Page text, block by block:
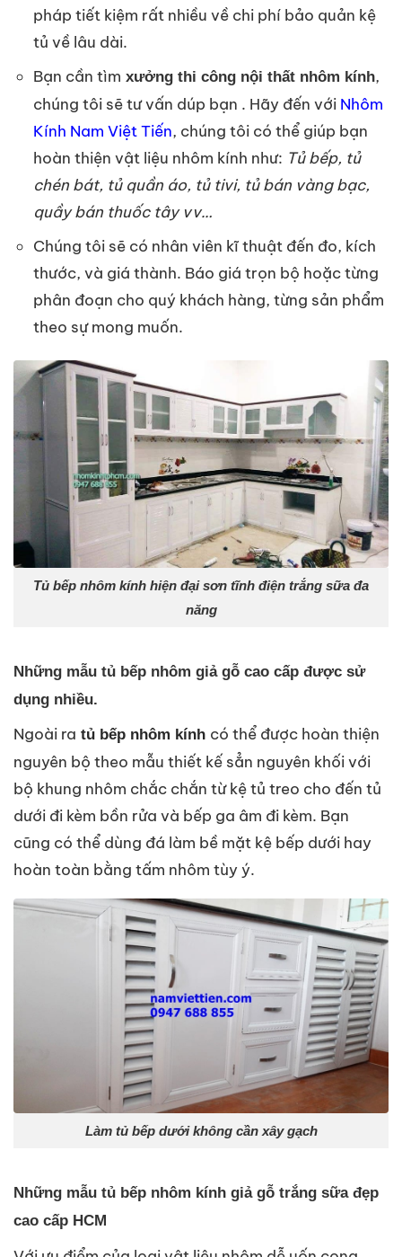
pháp tiết kiệm rất nhiều về chi phí bảo quản kệ
tủ về lâu dài.
Bạn cần tìm xưởng thi công nội thất nhôm kính,
chúng tôi sẽ tư vấn dúp bạn . Hãy đến với Nhôm
Kính Nam Việt Tiến, chúng tôi có thể giúp bạn
hoàn thiện vật liệu nhôm kính như: Tủ bếp, tủ
chén bát, tủ quần áo, tủ tivi, tủ bán vàng bạc,
quầy bán thuốc tây vv…
Chúng tôi sẽ có nhân viên kĩ thuật đến đo, kích
thước, và giá thành. Báo giá trọn bộ hoặc từng
phân đoạn cho quý khách hàng, từng sản phẩm
theo sự mong muốn.
Tủ bếp nhôm kính hiện đại sơn tĩnh điện trắng sữa đa
năng
Những mẫu tủ bếp nhôm giả gỗ cao cấp được sử
dụng nhiều.
Ngoài ra tủ bếp nhôm kính có thể được hoàn thiện
nguyên bộ theo mẫu thiết kế sẳn nguyên khối với
bộ khung nhôm chắc chắn từ kệ tủ treo cho đến tủ
dưới đi kèm bồn rửa và bếp ga âm đi kèm. Bạn
cũng có thể dùng đá làm bề mặt kệ bếp dưới hay
hoàn toàn bằng tấm nhôm tùy ý.
Làm tủ bếp dưới không cần xây gạch
Những mẫu tủ bếp nhôm kính giả gỗ trắng sữa đẹp
cao cấp HCM